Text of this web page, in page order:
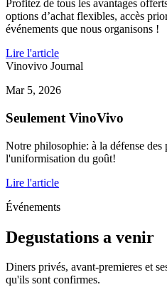
Profitez de tous les avantages
options d’achat flexibles, accès
événements que nous organisons !
Lire l'article
Vinovivo Journal
Mar 5, 2026
Seulement VinoVivo
Notre philosophie: à la défense des
l'uniformisation du goût!
Lire l'article
Événements
Degustations a venir
Diners privés, avant-premieres et
qu'ils sont confirmes.